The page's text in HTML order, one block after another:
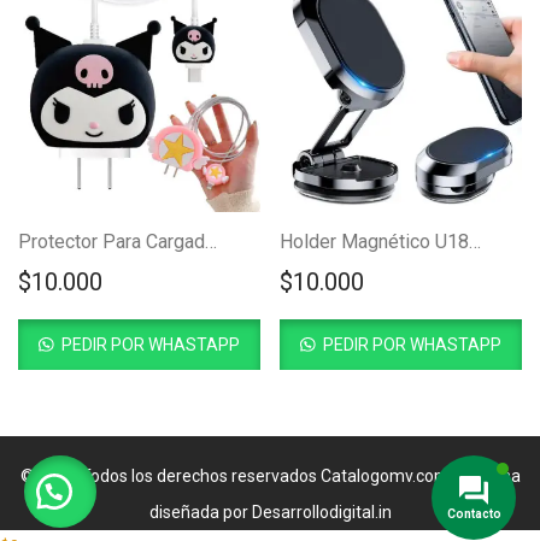
Protector Para Cargador de Celular
$10.000
PEDIR POR WHASTAPP
Holder Magnético U18 para Carro
$10.000
PEDIR POR WHASTAPP
© 2024 Todos los derechos reservados Catalogomv.com
| Página
diseñada por Desarrollodigital.in
Contacto